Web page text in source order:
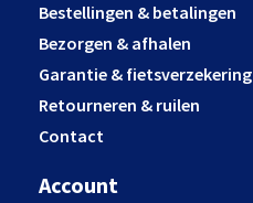
Bestellingen & betalingen
Bezorgen & afhalen
Garantie & fietsverzekering
Retourneren & ruilen
Contact
Account